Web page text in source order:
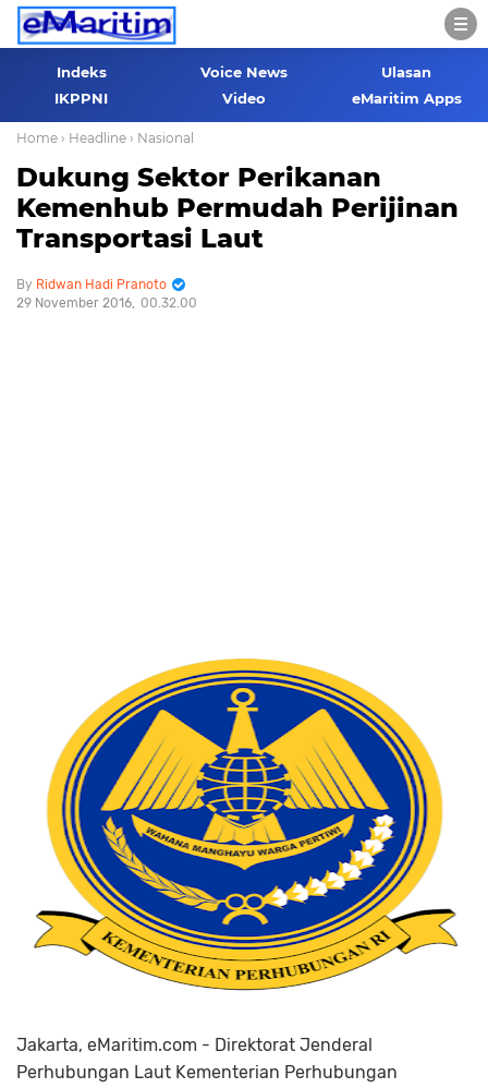
Indeks Voice News
Ulasan
IKPPNI
Video eMaritim Apps
Home › Headline › Nasional
Dukung Sektor Perikanan
Kemenhub Permudah Perijinan
Transportasi Laut
Ridwan Hadi Pranoto
29 November 2016 00.32.00
Jakarta, eMaritim.com - Direktorat Jenderal
Perhubungan Laut Kementerian Perhubungan